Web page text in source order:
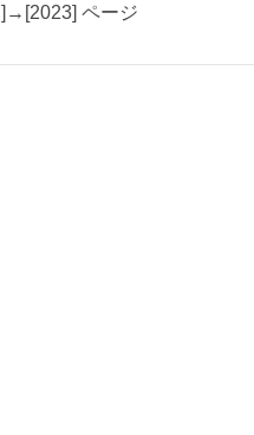
ページ